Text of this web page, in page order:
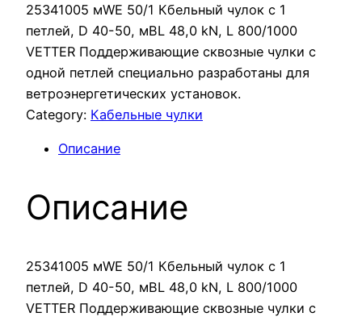
25341005 мWE 50/1 Кбельный чулок с 1
петлей, D 40-50, мBL 48,0 kN, L 800/1000
VETTER Поддерживающие сквозные чулки с
одной петлей специально разработаны для
ветроэнергетических установок.
Category: Кабельные чулки
Описание
Описание
25341005 мWE 50/1 Кбельный чулок с 1
петлей, D 40-50, мBL 48,0 kN, L 800/1000
VETTER Поддерживающие сквозные чулки с